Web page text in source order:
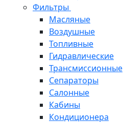
Фильтры
Масляные
Воздушные
Топливные
Гидравлические
Трансмиссионные
Сепараторы
Салонные
Кабины
Кондиционера